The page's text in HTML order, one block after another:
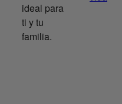
ideal para
ti y tu
familia.